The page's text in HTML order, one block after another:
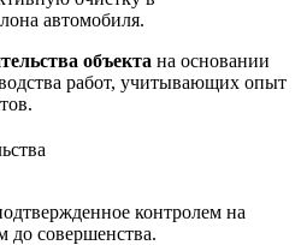
автомобиля.
объекта на основании
работ, учитывающих опыт
контролем на
до совершенства.